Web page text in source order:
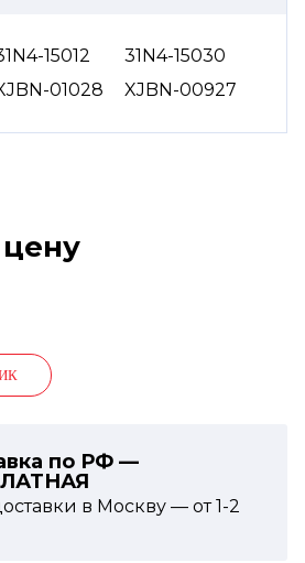
15012
31N4-15030
01028 XJBN-00927
по РФ —
в Москву — от1-2